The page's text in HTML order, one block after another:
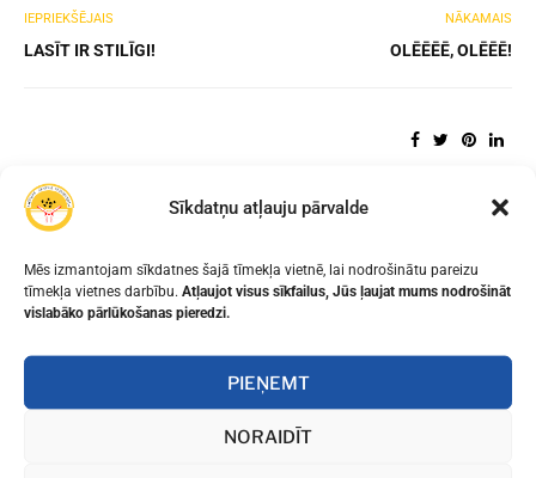
Sīkdatņu atļauju pārvalde
Mēs izmantojam sīkdatnes šajā tīmekļa vietnē, lai nodrošinātu pareizu
tīmekļa vietnes darbību. Atļaujot visus sīkfailus, Jūs ļaujat mums nodrošināt
vislabāko pārlūkošanas pieredzi.
PIEŅEMT
NORAIDĪT
IEPRIEKŠĒJAIS
LASĪT IR STILĪGI!
NĀKAMAIS
OLĒĒĒĒ, OLĒĒĒ!